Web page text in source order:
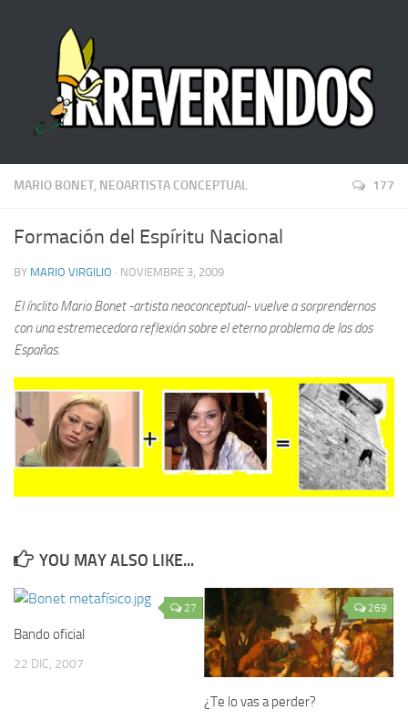
MARIO BONET, NEOARTISTA CONCEPTUAL 177
Formación del Espíritu Nacional
BY MARIO VIRGILIO · NOVIEMBRE 3, 2009
El ínclito Mario Bonet -artista neoconceptual- vuelve a sorprendernos
con una estremecedora reflexión sobre el eterno problema de las dos
Españas.
YOU MAY ALSO LIKE...
27
Bando oficial
22 DIC, 2007
269
¿Te lo vas a perder?